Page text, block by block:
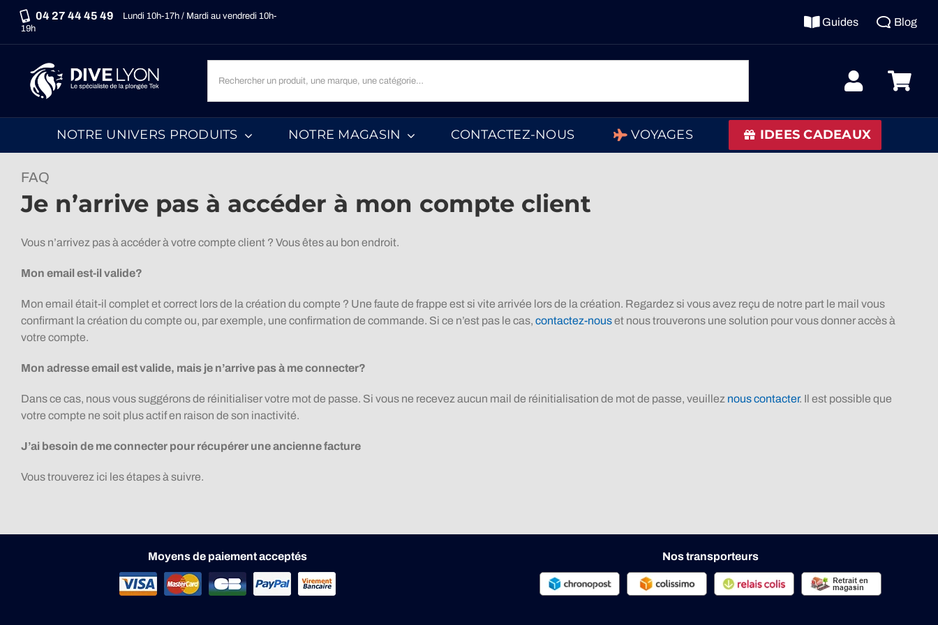
Passer
04 27 44 45 49
Lundi 10h-17h / Mardi au vendredi 10h-
19h
Guides Blog
un
produit,
une
marque,
une
NOTRE UNIVERS PRODUITS NOTRE MAGASIN CONTACTEZ-NOUS VOYAGES IDEES CADEAUX
FAQ
Je n’arrive pas à accéder à mon compte client
Vous n’arrivez pas à accéder à votre compte client ? Vous êtes au bon endroit.
Mon email est-il valide?
Mon email était-il complet et correct lors de la création du compte ? Une faute de frappe est si vite arrivée lors de la création. Regardez si vous avez reçu de notre part le mail vous
confirmant la création du compte ou, par exemple, une confirmation de commande. Si ce n’est pas le cas, contactez-nouset nous trouverons une solution pour vous donner accès à
votre compte.
Mon adresse email est valide, mais je n’arrive pas à me connecter?
Dans ce cas, nous vous suggérons de réinitialiser votre mot de passe. Si vous ne recevez aucun mail de réinitialisation de mot de passe, veuillez nous contacter. Il est possible que
votre compte ne soit plus actif en raison de son inactivité.
J’ai besoin de me connecter pour récupérer une ancienne facture
Vous trouverez ici les étapes à suivre.
Moyens de paiement acceptés Nos transporteurs